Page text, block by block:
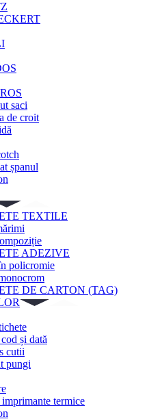
saci
de croit
șpanul
TEXTILE
ADEZIVE
policromie
DE CARTON (TAG)
și dată
cutii
pungi
termice